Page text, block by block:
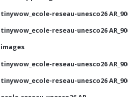
tinywow_ecole-reseau-unesco26
tinywow_ecole-reseau-unesco26
images
tinywow_ecole-reseau-unesco26
tinywow_ecole-reseau-unesco26